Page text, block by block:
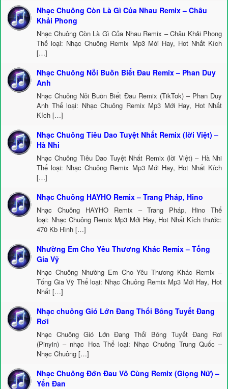
Nhạc Chuông Còn Là Gì Của Nhau Remix – Châu
Khải Phong
Nhạc Chuông Còn Là Gì Của Nhau Remix – Châu Khải Phong
Thể loại: Nhạc Chuông Remix Mp3 Mới Hay, Hot Nhất Kích
[…]
Nhạc Chuông Nỗi Buồn Biết Đau Remix – Phan Duy
Anh
Nhạc Chuông Nỗi Buồn Biết Đau Remix (TikTok) – Phan Duy
Anh Thể loại: Nhạc Chuông Remix Mp3 Mới Hay, Hot Nhất
Kích […]
Nhạc Chuông Tiêu Dao Tuyệt Nhất Remix (lời Việt) –
Hà Nhi
Nhạc Chuông Tiêu Dao Tuyệt Nhất Remix (lời Việt) – Hà Nhi
Thể loại: Nhạc Chuông Remix Mp3 Mới Hay, Hot Nhất Kích
[…]
Nhạc Chuông HAYHO Remix – Trang Pháp, Hino
Nhạc Chuông HAYHO Remix – Trang Pháp, Hino Thể
loại: Nhạc Chuông Remix Mp3 Mới Hay, Hot Nhất Kích thước:
470 Kb Hình […]
Nhường Em Cho Yêu Thương Khác Remix – Tống
Gia Vỹ
Nhạc Chuông Nhường Em Cho Yêu Thương Khác Remix –
Tống Gia Vỹ Thể loại: Nhạc Chuông Remix Mp3 Mới Hay, Hot
Nhất […]
Nhạc chuông Gió Lớn Đang Thổi Bông Tuyết Đang
Rơi
Nhạc Chuông Gió Lớn Đang Thổi Bông Tuyết Đang Rơi
(Pinyin) – nhạc Hoa Thể loại: Nhạc Chuông Trung Quốc –
Nhạc Chuông […]
Nhạc Chuông Đớn Đau Vô Cùng Remix (Giọng Nữ) –
Yến Đan